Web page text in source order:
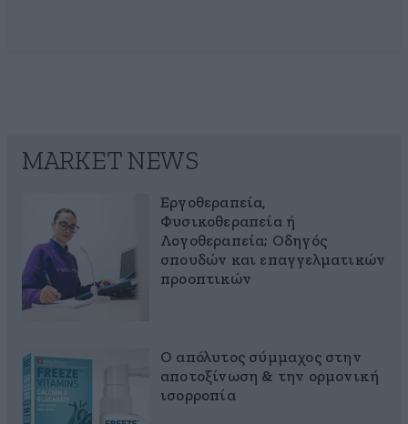
MARKET NEWS
Εργοθεραπεία,
Φυσικοθεραπεία ή
Λογοθεραπεία; Οδηγός
σπουδών και επαγγελματικών
προοπτικών
Ο απόλυτος σύμμαχος στην
αποτοξίνωση & την ορμονική
ισορροπία